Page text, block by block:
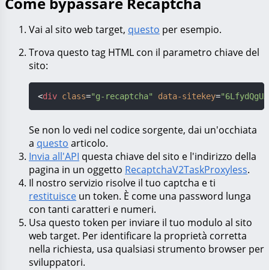
Vai al sito web target, questo per esempio.
Trova questo tag HTML con il parametro chiave del
sito:
<div class="g-recaptcha" data-sitekey=
Se non lo vedi nel codice sorgente, dai un'occhiata
a questo articolo.
Invia all'API questa chiave del sito e l'indirizzo della
pagina in un oggetto RecaptchaV2TaskProxyless.
Il nostro servizio risolve il tuo captcha e ti
restituisce un token. È come una password lunga
con tanti caratteri e numeri.
Usa questo token per inviare il tuo modulo al sito
web target. Per identificare la proprietà corretta
nella richiesta, usa qualsiasi strumento browser per
sviluppatori.